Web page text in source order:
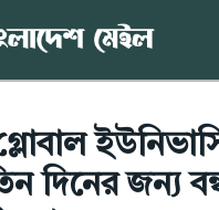
দিনের জন্য